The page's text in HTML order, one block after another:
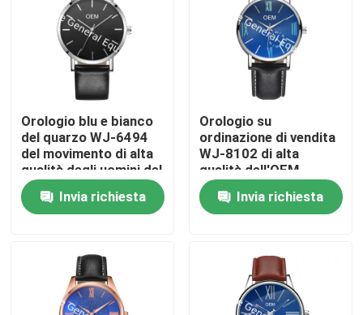
Casa
Prodotti
Circa noi
Orologio blu e bianco
del quarzo WJ-6494
del movimento di alta
qualità degli uomini del
cuoio dell'orologio di
Wal-gioia di
immaginazione
marca del quadrante
del maschio
Invia richiesta
Orologio su
ordinazione di vendita
WJ-8102 di alta
qualità dell'OEM
dell'orologio di alta
qualità del cuoio di
quantità BASSA
Invia richiesta